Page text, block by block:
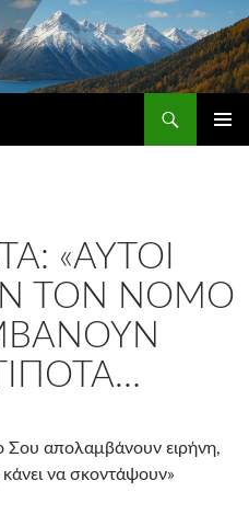
«ΑΥΤΟΊ
ΤΟΝ ΝΌΜΟ
Σου απολαμβάνουν ειρήνη,
κάνει να σκοντάψουν»